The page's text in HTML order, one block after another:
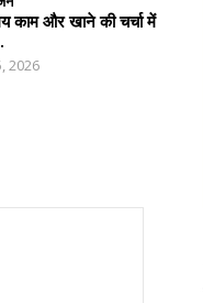
काम और खाने की चर्चा में
2026